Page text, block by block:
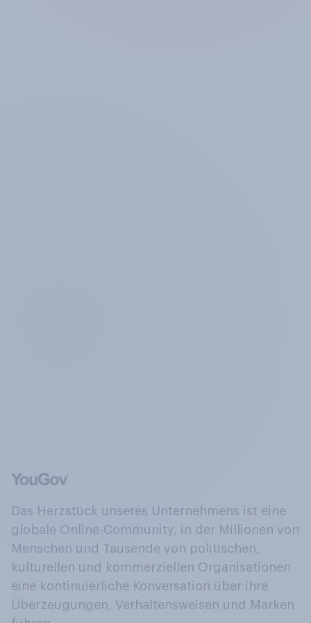
Das Herzstück unseres Unternehmens ist eine
globale Online-Community, in der Millionen von
Menschen und Tausende von politischen,
kulturellen und kommerziellen Organisationen
eine kontinuierliche Konversation über ihre
Überzeugungen, Verhaltensweisen und Marken